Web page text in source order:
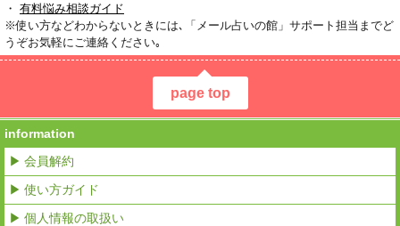
・ 有料悩み相談ガイド
※使い方などわからないときには､「メール占いの館」サポート担当までど
うぞお気軽にご連絡ください｡
page top
information
▶ 会員解約
▶ 使い方ガイド
▶ 個人情報の取扱い